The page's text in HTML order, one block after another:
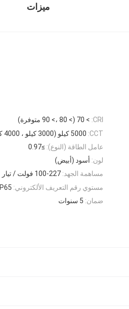
ميزات
CRI: > 70 (> 80 ،> 90 متوفرة)
CCT: 5000 كيلو (3000 كيلو ، 4000 كيلو ، 5700 كيلو متوفر)
عامل الطاقة (النوع): ≥0.97
لون: أسود (أبيض)
مساهمة الجهد: 100-227 فولت / تيار متردد ، 50-60 هرتز
مستوي رقم التعريف الألكتروني: IP65
ضمان: 5 سنوات